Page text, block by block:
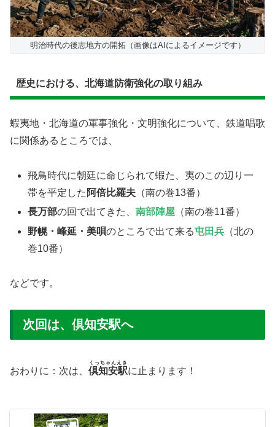
明治時代の後志地方の開拓（画像はAIによるイメージです）
歴史における、北海道防衛強化の取り組み
蝦夷地・北海道の軍事強化・文明強化について、鉄道唱歌
に関係あるところでは、
飛鳥時代に朝廷に命じられて蝦た、夷のこの辺り一
帯を平定した 阿倍比羅夫 （南の巻13番）
長万部の回で出てきた、南部陣屋 （南の巻11番）
野幌・峰延・美唄のところで出て来る屯田兵 （北の
巻10番）
などです。
次回は、倶知安駅へ
おわりに：次は、 倶知安駅
くっちゃんえき
に止まります！